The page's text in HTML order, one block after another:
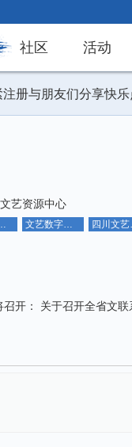
社区 活动
注册与朋友们分享快
艺资源中心
术社区 文艺数字化社区
开： 关于召开全省文